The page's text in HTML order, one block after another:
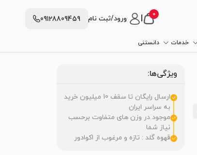
0 ورود/ثبت نام 09128809459
خدمات دانستنی
ویژگی‌ها:
ارسال رایگان تا سقف 10 میلیون خرید
به سراسر ایران
موجود در وزن های متفاوت برحسب
نیاز شما
قهوه گلد : تازه و مرغوب از اکوادور